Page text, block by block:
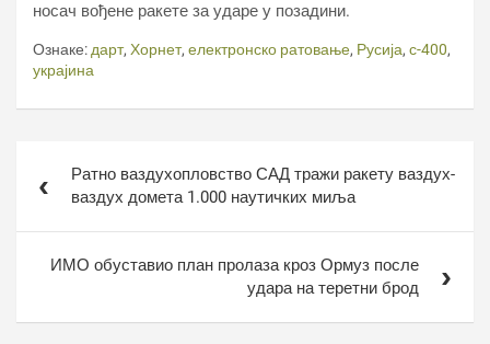
носач вођене ракете за ударе у позадини.
Ознаке: дарт, Хорнет, електронско ратовање, Русија, с-400,
украјина
чланкаРатно ваздухопловство САД тражи ракету ваздух-
ваздух домета 1.000 наутичких миља
ИМО обуставио план пролаза кроз Ормуз после
удара на теретни брод